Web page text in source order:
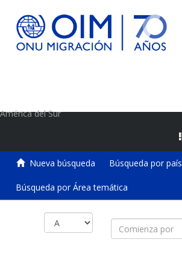
América del Sur
Nueva búsqueda Búsqueda por país
Búsqueda por Área temática